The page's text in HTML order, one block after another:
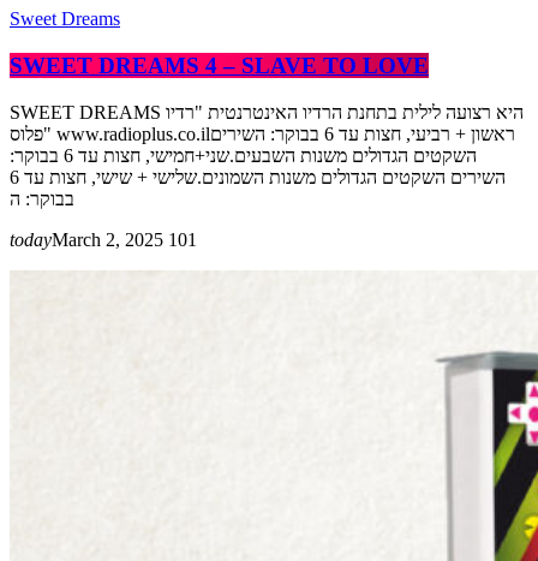
Sweet Dreams
SWEET DREAMS 4 – SLAVE TO LOVE
SWEET DREAMS היא רצועה לילית בתחנת הרדיו האינטרנטית "רדיו
פלוס" www.radioplus.co.ilראשון + רביעי, חצות עד 6 בבוקר: השירים
השקטים הגדולים משנות השבעים.שני+חמישי, חצות עד 6 בבוקר:
השירים השקטים הגדולים משנות השמונים.שלישי + שישי, חצות עד 6
בבוקר: ה
todayMarch 2, 2025 101